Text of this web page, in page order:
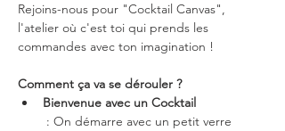
Rejoins-nous pour "Cocktail Canvas",
l'atelier où c'est toi qui prends les
commandes avec ton imagination !
Comment ça va se dérouler ?
Bienvenue avec un Cocktail